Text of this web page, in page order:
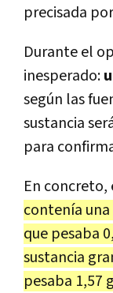
precisada
Durante el
inesperado:
según las
sustancia
para
En
contenía
que pesaba
sustancia
pesaba 1,57